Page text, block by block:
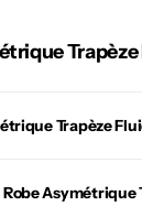
Trapèze
Asymétrique